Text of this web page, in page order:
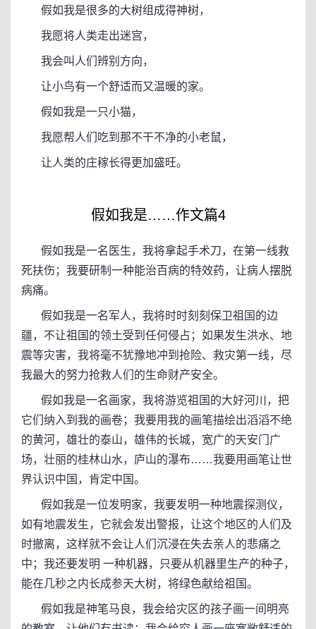
假如我是很多的大树组成得神树，
我愿将人类走出迷宫，
我会叫人们辨别方向，
让小鸟有一个舒适而又温暖的家。
假如我是一只小猫，
我愿帮人们吃到那不干不净的小老鼠，
让人类的庄稼长得更加盛旺。
假如我是……作文篇4
假如我是一名医生，我将拿起手术刀，在第一线救
死扶伤；我要研制一种能治百病的特效药，让病人摆脱
病痛。
假如我是一名军人，我将时时刻刻保卫祖国的边
疆，不让祖国的领土受到任何侵占；如果发生洪水、地
震等灾害，我将毫不犹豫地冲到抢险、救灾第一线，尽
我最大的努力抢救人们的生命财产安全。
假如我是一名画家，我将游览祖国的大好河川，把
它们纳入到我的画卷；我要用我的画笔描绘出滔滔不绝
的黄河，雄壮的泰山，雄伟的长城，宽广的天安门广
场，壮丽的桂林山水，庐山的瀑布……我要用画笔让世
界认识中国，肯定中国。
假如我是一位发明家，我要发明一种地震探测仪，
如有地震发生，它就会发出警报，让这个地区的人们及
时撤离，这样就不会让人们沉浸在失去亲人的悲痛之
中；我还要发明 一种机器，只要从机器里生产的种子，
能在几秒之内长成参天大树，将绿色献给祖国。
假如我是神笔马良，我会给灾区的孩子画一间明亮